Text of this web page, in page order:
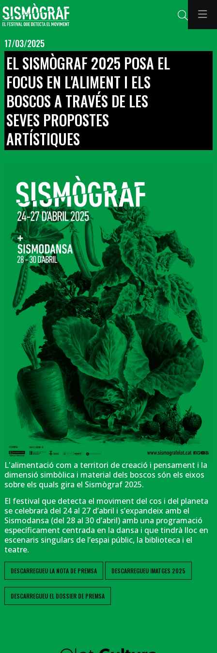
Cerca
17/03/2025
EL SISMÒGRAF 2025 POSA EL
FOCUS EN L'ALIMENT I ELS
BOSCOS A TRAVÉS DE LES
SEVES PROPOSTES
ARTÍSTIQUES
L'alimentació com a territori de creació i pensament i la
dimensió simbòlica i material dels boscos són els eixos
sobre els quals gira el Sismògraf 2025.
El festival que detecta el moviment del cos i del planeta
se celebrarà del 24 al 27 d’abril i s’expandeix amb el
Sismodansa (del 28 al 30 d’abril) amb una programació
específicament centrada en la dansa i que tindrà lloc en
escenaris singulars de l’espai públic, la biblioteca i el
teatre.
DESCARREGUEU LA NOTA DE PREMSA DESCARREGUEU IMATGES 2025
DESCARREGUEU EL DOSSIER DE PREMSA